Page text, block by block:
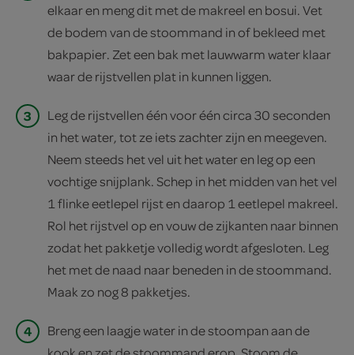
elkaar en meng dit met de makreel en bosui. Vet
de bodem van de stoommand in of bekleed met
bakpapier. Zet een bak met lauwwarm water klaar
waar de rijstvellen plat in kunnen liggen.
3
Leg de rijstvellen één voor één circa 30 seconden
in het water, tot ze iets zachter zijn en meegeven.
Neem steeds het vel uit het water en leg op een
vochtige snijplank. Schep in het midden van het vel
1 flinke eetlepel rijst en daarop 1 eetlepel makreel.
Rol het rijstvel op en vouw de zijkanten naar binnen
zodat het pakketje volledig wordt afgesloten. Leg
het met de naad naar beneden in de stoommand.
Maak zo nog 8 pakketjes.
4
Breng een laagje water in de stoompan aan de